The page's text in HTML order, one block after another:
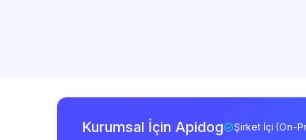
Kurumsal İçin Apidog Şirket İçi (On-